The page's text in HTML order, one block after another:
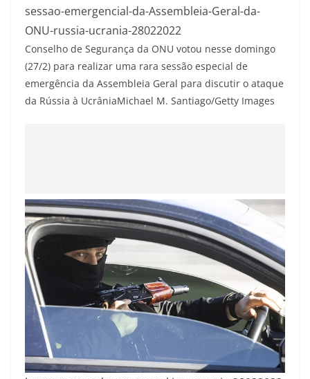
sessao-emergencial-da-Assembleia-Geral-da-
ONU-russia-ucrania-28022022
Conselho de Segurança da ONU votou nesse domingo
(27/2) para realizar uma rara sessão especial de
emergência da Assembleia Geral para discutir o ataque
da Rússia à UcrâniaMichael M. Santiago/Getty Images